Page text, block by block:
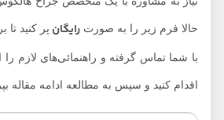
حالا فرم زیر را به صورترایگانپر کنید تا
با شما تماس گرفته و راهنمائی‌های لازم را انجام
اقدام کنید و سپس به مطالعه ادامه مقاله